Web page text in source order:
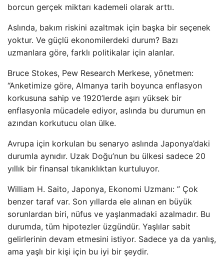
borcun gerçek miktarı kademeli olarak arttı.
Aslında, bakım riskini azaltmak için başka bir seçenek
yoktur. Ve güçlü ekonomilerdeki durum? Bazı
uzmanlara göre, farklı politikalar için alanlar.
Bruce Stokes, Pew Research Merkese, yönetmen:
“Anketimize göre, Almanya tarih boyunca enflasyon
korkusuna sahip ve 1920’lerde aşırı yüksek bir
enflasyonla mücadele ediyor, aslında bu durumun en
azından korkutucu olan ülke.
Avrupa için korkulan bu senaryo aslında Japonya’daki
durumla aynıdır. Uzak Doğu’nun bu ülkesi sadece 20
yıllık bir finansal tıkanıklıktan kurtuluyor.
William H. Saito, Japonya, Ekonomi Uzmanı: ” Çok
benzer taraf var. Son yıllarda ele alınan en büyük
sorunlardan biri, nüfus ve yaşlanmadaki azalmadır. Bu
durumda, tüm hipotezler üzgündür. Yaşlılar sabit
gelirlerinin devam etmesini istiyor. Sadece ya da yanlış,
ama yaşlı bir kişi için bu iyi bir şeydir.